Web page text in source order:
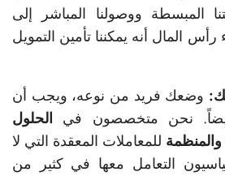
المبسطة ووصولنا المباشر إلى
المال أنه يمكننا تأمين التمويل
وضعك فريد من نوعه، ويجب أن
نحن متخصصون في الحلول
للمعاملات المعقدة التي لا
التعامل معها في كثير من